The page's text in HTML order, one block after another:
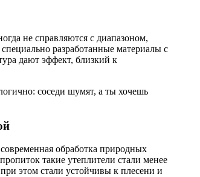
не справляются с диапазоном,
разработанные материалы с
дают эффект, близкий к
соседи шумят, а ты хочешь
обработка природных
такие утеплители стали менее
этом стали устойчивы к плесени и